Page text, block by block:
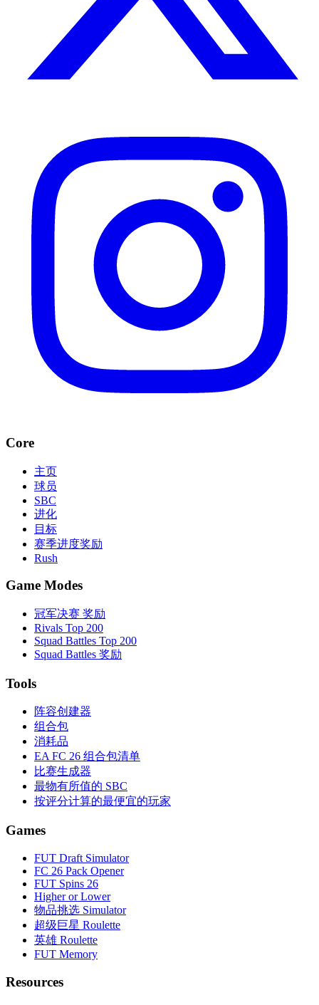
Core
主页
球员
SBC
进化
目标
赛季进度奖励
Rush
Game Modes
冠军决赛 奖励
Rivals Top 200
Squad Battles Top 200
Squad Battles 奖励
Tools
阵容创建器
组合包
消耗品
EA FC 26 组合包清单
比赛生成器
最物有所值的 SBC
按评分计算的最便宜的玩家
Games
FUT Draft Simulator
FC 26 Pack Opener
FUT Spins 26
Higher or Lower
物品挑选 Simulator
超级巨星 Roulette
英雄 Roulette
FUT Memory
Resources